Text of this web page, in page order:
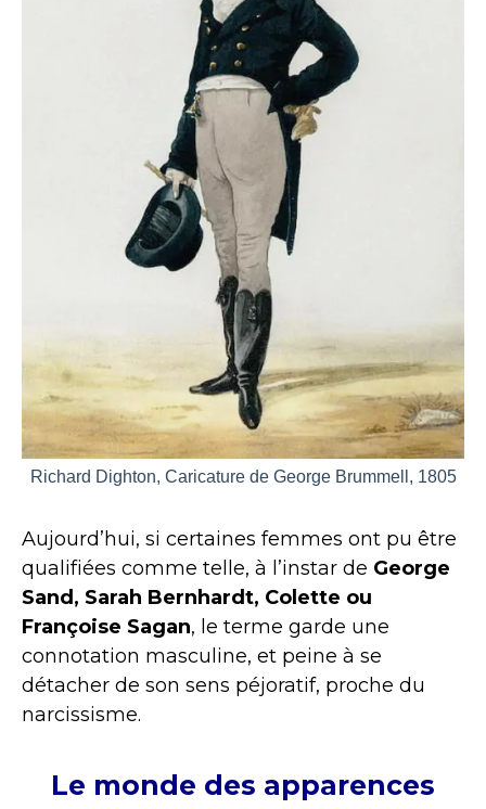
Richard Dighton, Caricature de George Brummell, 1805
Aujourd’hui, si certaines femmes ont pu être
qualifiées comme telle, à l’instar de George
Sand, Sarah Bernhardt, Colette ou
Françoise Sagan, le terme garde une
connotation masculine, et peine à se
détacher de son sens péjoratif, proche du
narcissisme.
Le monde des apparences